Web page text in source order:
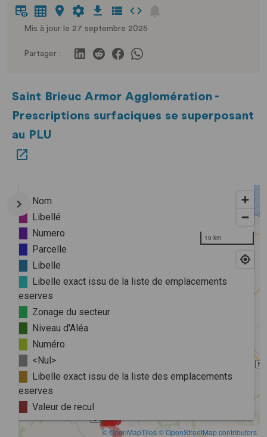
Mis à jour le 27 septembre 2025
Partager :
Saint Brieuc Armor Agglomération -
Prescriptions surfaciques se superposant
au PLU